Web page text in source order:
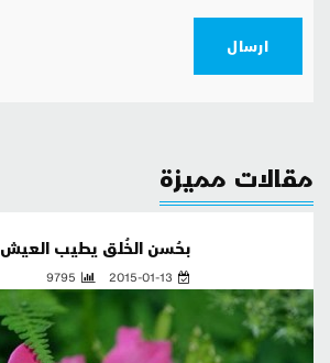
ارسال
مقالات مميزة
بحُسن الخُلق يطيب العيش
2015-01-13
9795